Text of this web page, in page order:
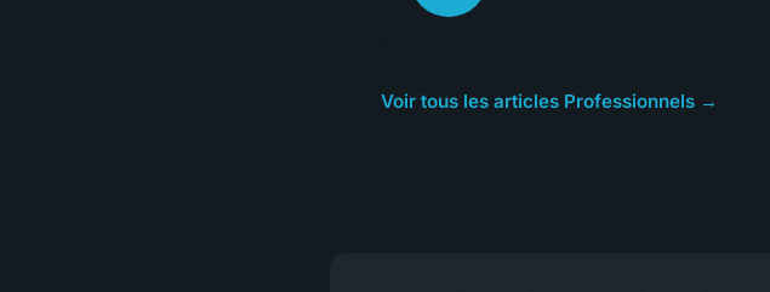
Voir tous les articles Professionnels →